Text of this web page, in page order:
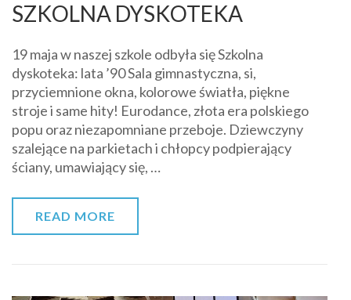
SZKOLNA DYSKOTEKA
19 maja w naszej szkole odbyła się Szkolna
dyskoteka: lata ’90 Sala gimnastyczna, si,
przyciemnione okna, kolorowe światła, piękne
stroje i same hity! Eurodance, złota era polskiego
popu oraz niezapomniane przeboje. Dziewczyny
szalejące na parkietach i chłopcy podpierający
ściany, umawiający się, …
READ MORE